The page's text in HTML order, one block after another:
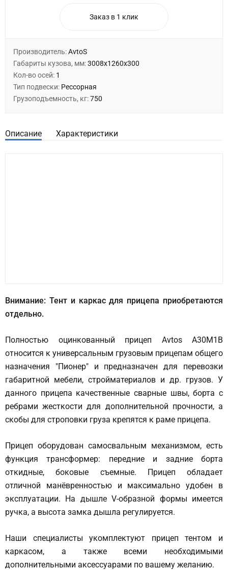
Заказ в 1 клик
Производитель:AvtoS
Габариты кузова, мм:3008х1260х300
Кол-во осей: 1
Тип подвески: Рессорная
Грузоподъемность, кг:750
Описание Характеристики
Внимание: Тент и каркас для прицепа приобретаются
отдельно.
Полностью оцинкованный прицеп Avtos A30М1B
относится к универсальным грузовым прицепам общего
назначения "Пионер" и предназначен для перевозки
габаритной мебели, стройматериалов и др. грузов. У
данного прицепа качественные сварные швы, борта с
ребрами жесткости для дополнительной прочности, а
скобы для строповки груза крепятся к раме прицепа.
Прицеп оборудован самосвальным механизмом, есть
функция трансформер: передние и задние борта
откидные, боковые съемные. Прицеп обладает
отличной манёвренностью и максимально удобен в
эксплуатации. На дышле V-образной формы имеется
ручка, а высота замка дышла регулируется.
Наши специалисты укомплектуют прицеп тентом и
каркасом, а также всеми необходимыми
дополнительными аксессуарами по вашему желанию.